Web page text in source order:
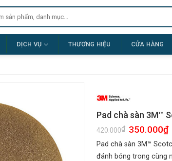
DỊCH VỤ THƯƠNG HIỆU CỬA HÀNG
Pad chà sàn 3M™
420.000₫ Giá
gốc
là:
420.000₫.
350.000₫
Pad chà sàn 3M™
đánh bóng trong cùng